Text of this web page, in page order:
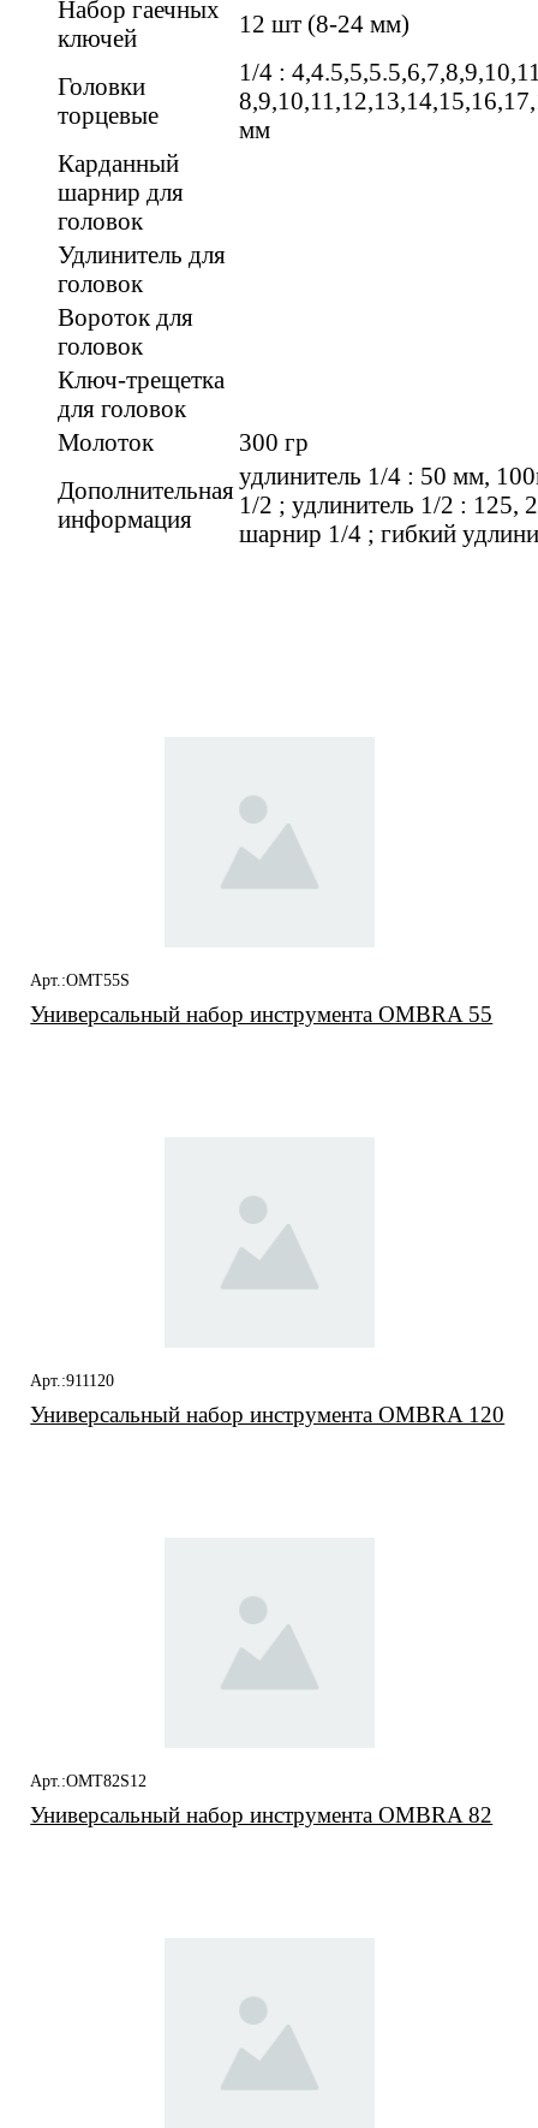
Набор гаечных
ключей
12 шт (8-24 мм)
Головки
торцевые
1/4 :
мм
Карданный
шарнир для
головок
Удлинитель для
головок
Вороток для
головок
Ключ-трещетка
для головок
Молоток
300 гр
Дополнительная
информация
удлинитель 1/4 : 50 мм,
1/2 ; удлинитель 1/2 : 125,
шарнир 1/4 ; гибкий
Арт.:OMT55S
Универсальный набор инструмента OMBRA 55
Арт.:911120
Универсальный набор инструмента OMBRA 120
Арт.:OMT82S12
Универсальный набор инструмента OMBRA 82